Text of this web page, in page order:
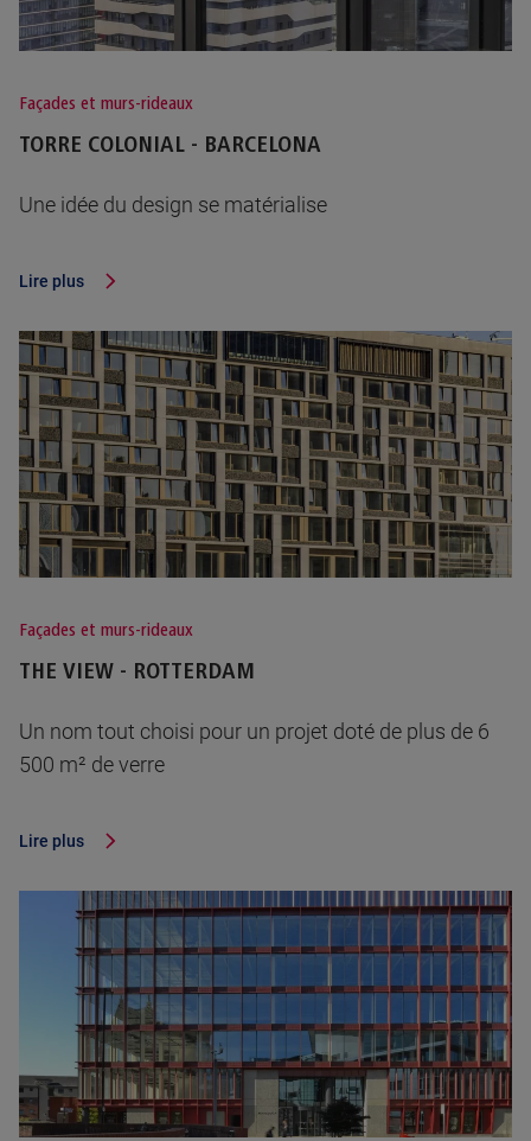
Façades et murs-rideaux
TORRE COLONIAL - BARCELONA
Une idée du design se matérialise
Lire plus
Façades et murs-rideaux
THE VIEW - ROTTERDAM
Un nom tout choisi pour un projet doté de plus de 6
500 m² de verre
Lire plus